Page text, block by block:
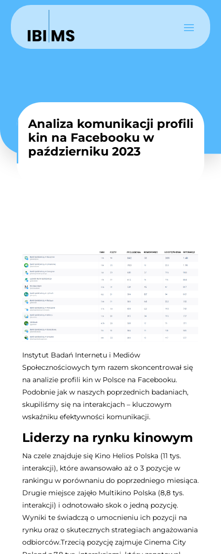
Analiza komunikacji profili
kin na Facebooku w
październiku 2023
Instytut Badań Internetu i Mediów
Społecznościowych tym razem skoncentrował się
na analizie profili kin w Polsce na Facebooku.
Podobnie jak w naszych poprzednich badaniach,
skupiliśmy się na interakcjach – kluczowym
wskaźniku efektywności komunikacji.
Liderzy na rynku kinowym
Na czele znajduje się Kino Helios Polska (11 tys.
interakcji), które awansowało aż o 3 pozycje w
rankingu w porównaniu do poprzedniego miesiąca.
Drugie miejsce zajęło Multikino Polska (8,8 tys.
interakcji) i odnotowało skok o jedną pozycję.
Wyniki te świadczą o umocnieniu ich pozycji na
rynku oraz o skutecznych strategiach angażowania
odbiorców.Trzecią pozycję zajmuje Cinema City